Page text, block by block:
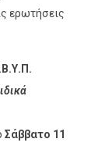
ερωτήσεις
Σάββατο 11